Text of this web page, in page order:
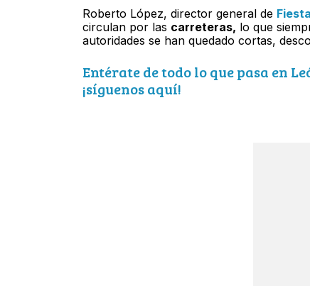
Roberto López, director general de
circulan por las carreteras, lo que
autoridades se han quedado cortas,
Entérate de todo lo que pasa en
¡síguenos aquí!